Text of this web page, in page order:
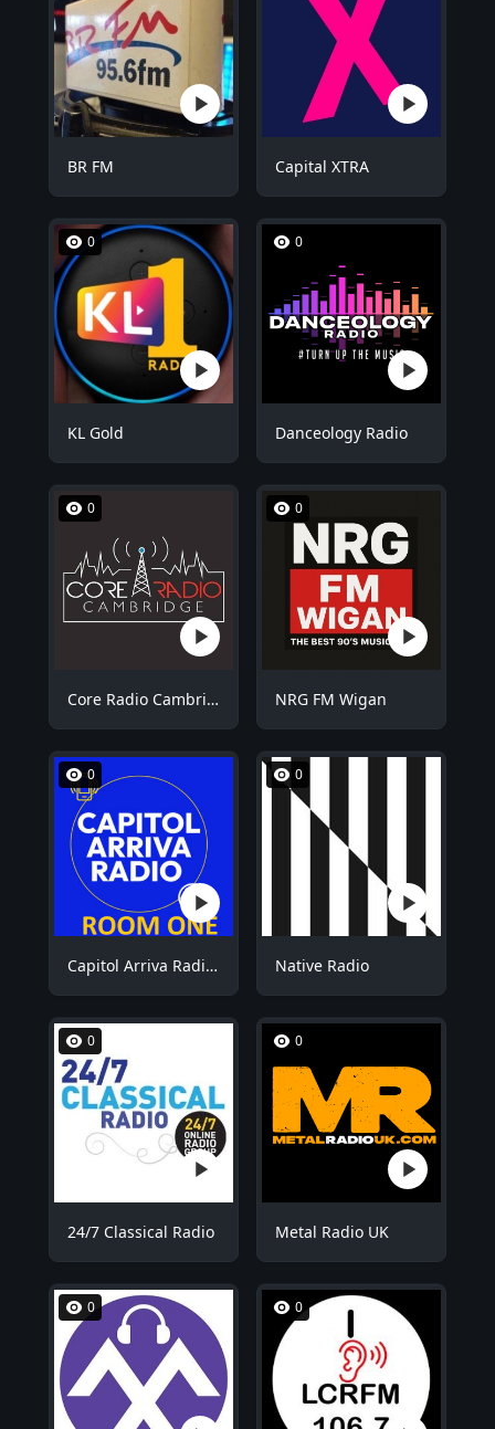
BR FM Capital XTRA
0
KL Gold
0
Danceology Radio
0
Core Radio Cambridge
0
NRG FM Wigan
0
Capitol Arriva Radio ROOM1
0
Native Radio
0
24/7 Classical Radio
0
Metal Radio UK
0 0